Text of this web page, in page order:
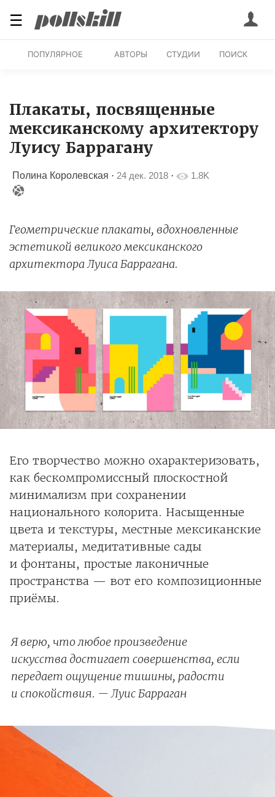
☰
ПОПУЛЯРНОЕ АВТОРЫ СТУДИИ ПОИСК
Плакаты, посвященные
мексиканскому архитектору
Луису Баррагану
Полина Королевская · 24 дек. 2018 · 1.8K
Геометрические плакаты, вдохновленные
эстетикой великого мексиканского
архитектора Луиса Баррагана.
Его творчество можно охарактеризовать,
как бескомпромиссный плоскостной
минимализм при сохранении
национального колорита. Насыщенные
цвета и текстуры, местные мексиканские
материалы, медитативные сады
и фонтаны, простые лаконичные
пространства — вот его композиционные
приёмы.
Я верю, что любое произведение
искусства достигает совершенства, если
передает ощущение тишины, радости
и спокойствия. — Луис Барраган